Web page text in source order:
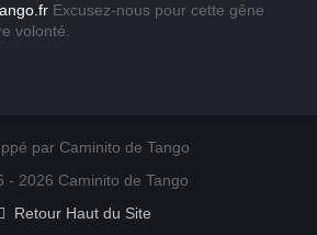
Excusez-nous pour cette gêne
volonté.
par Caminito de Tango
- 2026 Caminito de Tango
Retour Haut du Site